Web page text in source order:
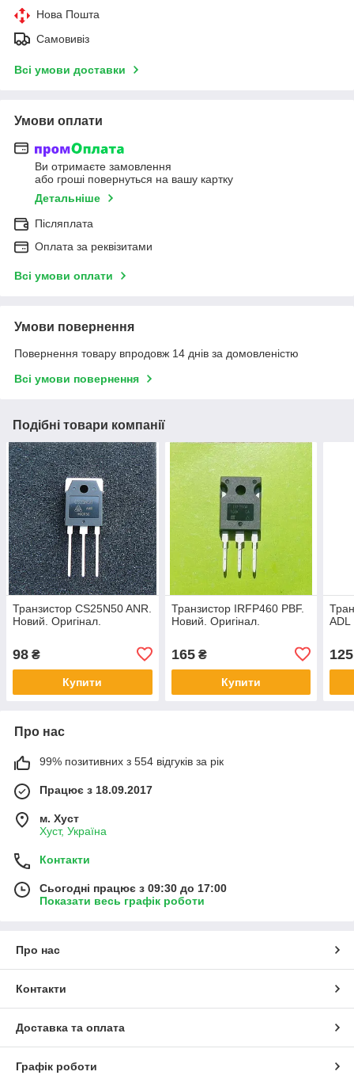
Нова Пошта
Самовивіз
Всі умови доставки
Умови оплати
Ви отримаєте замовлення
або гроші повернуться на вашу картку
Детальніше
Післяплата
Оплата за реквізитами
Всі умови оплати
Умови повернення
Повернення товару впродовж 14 днів за домовленістю
Всі умови повернення
Подібні товари компанії
Транзистор CS25N50 ANR.
Новий. Оригінал.
98 ₴
Купити
Транзистор IRFP460 PBF.
Новий. Оригінал.
165₴
Купити
ADL
125
Про нас
99% позитивних з 554 відгуків за рік
Працює з 18.09.2017
м. Хуст
Хуст, Україна
Контакти
Сьогодні працює з 09:30 до 17:00
Показати весь графік роботи
Про нас
Контакти
Доставка та оплата
Графік роботи